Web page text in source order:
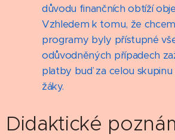
důvodu finančních obtíží
Vzhledem k tomu, že
programy byly přístupné
odůvodněných případech
platby buď za celou
žáky.
Didaktické